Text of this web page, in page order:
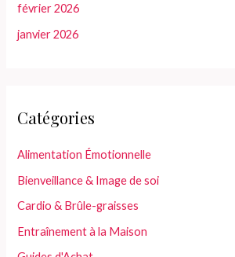
février 2026
janvier 2026
Catégories
Alimentation Émotionnelle
Bienveillance & Image de soi
Cardio & Brûle-graisses
Entraînement à la Maison